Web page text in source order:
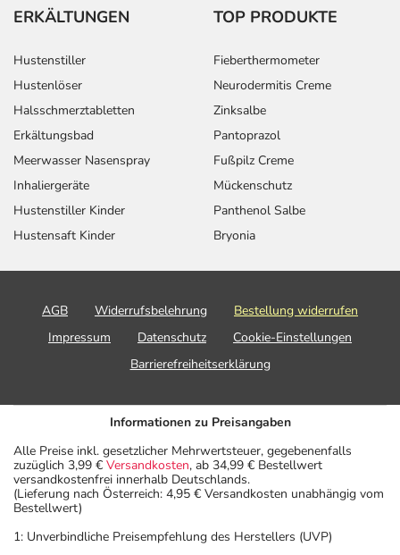
ERKÄLTUNGEN
Hustenstiller
Hustenlöser
Halsschmerztabletten
Erkältungsbad
Meerwasser Nasenspray
Inhaliergeräte
Hustenstiller Kinder
Hustensaft Kinder
TOP PRODUKTE
Fieberthermometer
Neurodermitis Creme
Zinksalbe
Pantoprazol
Fußpilz Creme
Mückenschutz
Panthenol Salbe
Bryonia
AGB Widerrufsbelehrung
Bestellung widerrufen
Impressum
Datenschutz
Cookie-Einstellungen
Barrierefreiheitserklärung
Informationen zu Preisangaben
Alle Preise inkl. gesetzlicher Mehrwertsteuer, gegebenenfalls
zuzüglich 3,99 € Versandkosten, ab 34,99 € Bestellwert
versandkostenfrei innerhalb Deutschlands.
(Lieferung nach Österreich: 4,95 € Versandkosten unabhängig vom
Bestellwert)
1: Unverbindliche Preisempfehlung des Herstellers (UVP)